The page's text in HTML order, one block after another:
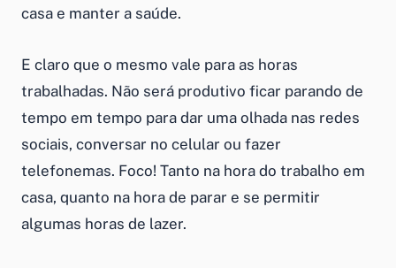
casa e manter a saúde.
E claro que o mesmo vale para as horas
trabalhadas. Não será produtivo ficar parando de
tempo em tempo para dar uma olhada nas redes
sociais, conversar no celular ou fazer
telefonemas. Foco! Tanto na hora do trabalho em
casa, quanto na hora de parar e se permitir
algumas horas de lazer.